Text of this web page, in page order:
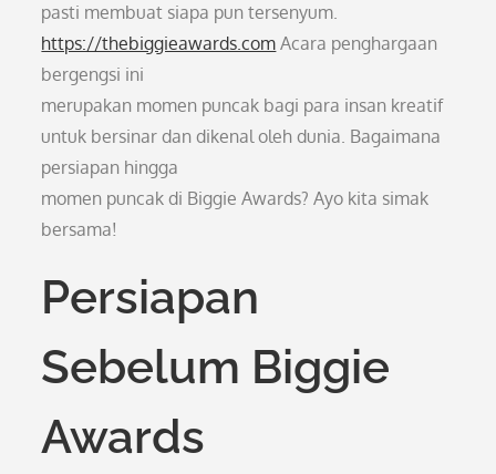
pasti membuat siapa pun tersenyum.
https://thebiggieawards.com Acara penghargaan
bergengsi ini
merupakan momen puncak bagi para insan kreatif
untuk bersinar dan dikenal oleh dunia. Bagaimana
persiapan hingga
momen puncak di Biggie Awards? Ayo kita simak
bersama!
Persiapan
Sebelum Biggie
Awards